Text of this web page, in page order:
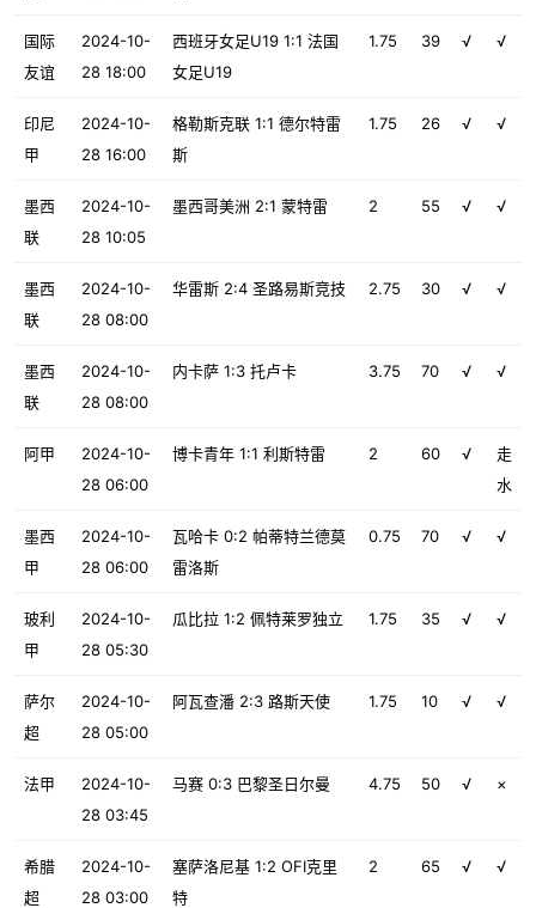
国际
友谊
2024-10-
28 18:00
西班牙女足U19 1:1 法国
女足U19
1.75 39 √ √
印尼
甲
2024-10-
28 16:00
格勒斯克联 1:1 德尔特雷
斯
1.75 26 √ √
墨西
联
2024-10-
28 10:05
墨西哥美洲 2:1 蒙特雷 2 55 √ √
墨西
联
2024-10-
28 08:00
华雷斯 2:4 圣路易斯竞技 2.75 30 √ √
墨西
联
2024-10-
28 08:00
内卡萨 1:3 托卢卡 3.75 70 √ √
阿甲
2024-10-
28 06:00
博卡青年 1:1 利斯特雷 2 60 √
走
水
墨西
甲
2024-10-
28 06:00
瓦哈卡 0:2 帕蒂特兰德莫
雷洛斯
0.75 70 √ √
玻利
甲
2024-10-
28 05:30
瓜比拉 1:2 佩特莱罗独立 1.75 35 √ √
萨尔
超
2024-10-
28 05:00
阿瓦查潘 2:3 路斯天使 1.75 10 √ √
法甲
2024-10-
28 03:45
马赛 0:3 巴黎圣日尔曼 4.75 50 √ ×
希腊
超
2024-10-
28 03:00
塞萨洛尼基 1:2 OFI克里
特
2 65 √ √